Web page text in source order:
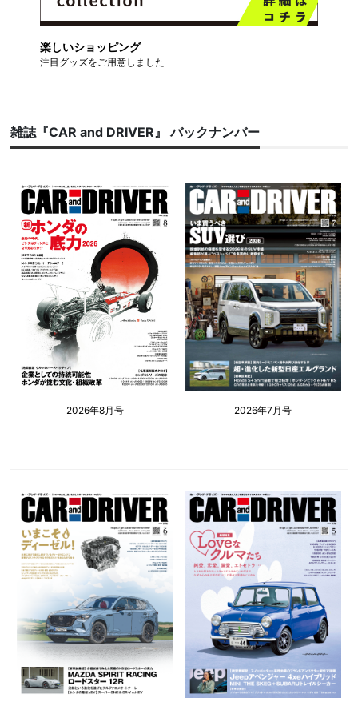
楽しいショッピング
注目グッズをご用意しました
雑誌『CAR and DRIVER』 バックナンバー
2026年8月号 2026年7月号